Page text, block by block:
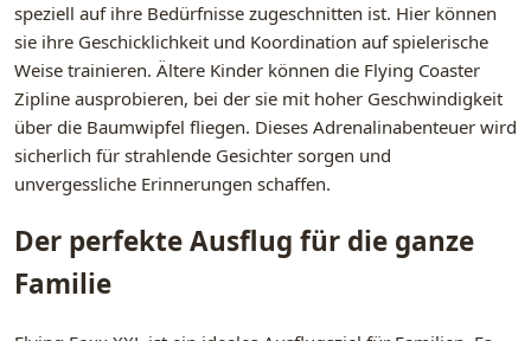
speziell auf ihre Bedürfnisse zugeschnitten ist. Hier können
sie ihre Geschicklichkeit und Koordination auf spielerische
Weise trainieren. Ältere Kinder können die Flying Coaster
Zipline ausprobieren, bei der sie mit hoher Geschwindigkeit
über die Baumwipfel fliegen. Dieses Adrenalinabenteuer wird
sicherlich für strahlende Gesichter sorgen und
unvergessliche Erinnerungen schaffen.
Der perfekte Ausflug für die ganze
Familie